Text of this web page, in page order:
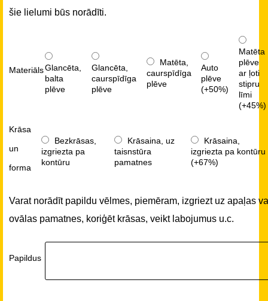
šie lielumi būs norādīti.
MateriālsGlancēta,
balta
plēve
Glancēta,
caurspīdīga
plēve
Matēta,
caurspīdīga
plēve
Auto
plēve
(+50%)
Matēta
plēve
ar ļoti
stipru
līmi
(+45%)
Krāsa
un
forma
Bezkrāsas,
izgriezta pa
kontūru
Krāsaina, uz
taisnstūra
pamatnes
Krāsaina,
izgriezta pa kontūru
(+67%)
Varat norādīt papildu vēlmes, piemēram, izgriezt uz apaļas
ovālas pamatnes, koriģēt krāsas, veikt labojumus u.c.
Papildus